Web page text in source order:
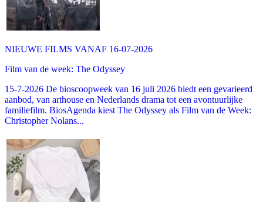
NIEUWE FILMS VANAF 16-07-2026
Film van de week: The Odyssey
15-7-2026 De bioscoopweek van 16 juli 2026 biedt een gevarieerd
aanbod, van arthouse en Nederlands drama tot een avontuurlijke
familiefilm. BiosAgenda kiest The Odyssey als Film van de Week:
Christopher Nolans...